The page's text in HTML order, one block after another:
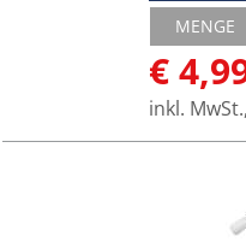
MENGE
€
inkl.